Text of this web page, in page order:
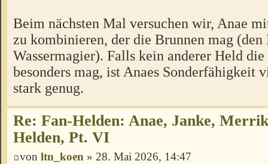
Beim nächsten Mal versuchen wir, Anae
zu kombinieren, der die Brunnen mag (den
Wassermagier). Falls kein anderer Held
besonders mag, ist Anaes Sonderfähigkeit
stark genug.
Re: Fan-Helden: Anae, Janke,
Helden, Pt. VI
von ltn_koen » 28. Mai 2026, 14:47